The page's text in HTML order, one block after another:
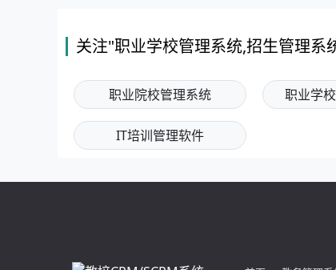
关注"职业学校管理系统,招生管理
职业院校管理系统 职业学
IT培训管理软件